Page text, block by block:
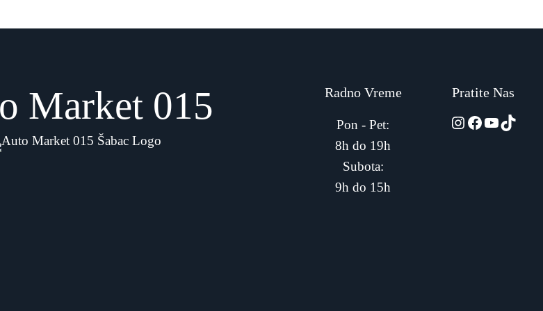
Market 015 Radno Vreme
Pon - Pet:
8h do 19h
Subota:
9h do 15h
Pratite Nas
Facebook
YouTube